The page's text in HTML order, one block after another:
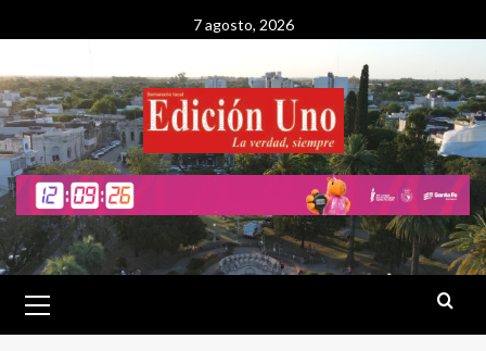
al
7 agosto, 2026
primario